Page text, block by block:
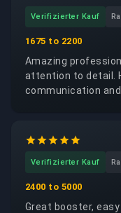
Verifizierter Kauf
1675 to 2200
Amazing
attention to detail.
communication
Verifizierter Kauf
2400 to 5000
Great booster,